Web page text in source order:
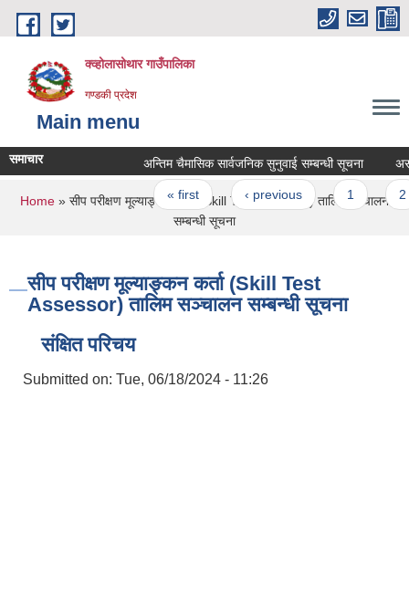
Skip to main content
क्व्होलासोथार गाउँपालिका
गण्डकी प्रदेश
Main menu
समाचार अन्तिम चैमासिक सार्वजनिक सुनुवाई सम्बन्धी सूचना असार
Pages
« first ‹ previous 1 2
You are here
Home » सीप परीक्षण मूल्याङ्कन कर्ता (Skill Test Assessor) तालिम सञ्‍चालन
सम्बन्धी सूचना
सीप परीक्षण मूल्याङ्कन कर्ता (Skill Test
Assessor) तालिम सञ्‍चालन सम्बन्धी सूचना
संक्षित परिचय
Submitted on: Tue, 06/18/2024 - 11:26